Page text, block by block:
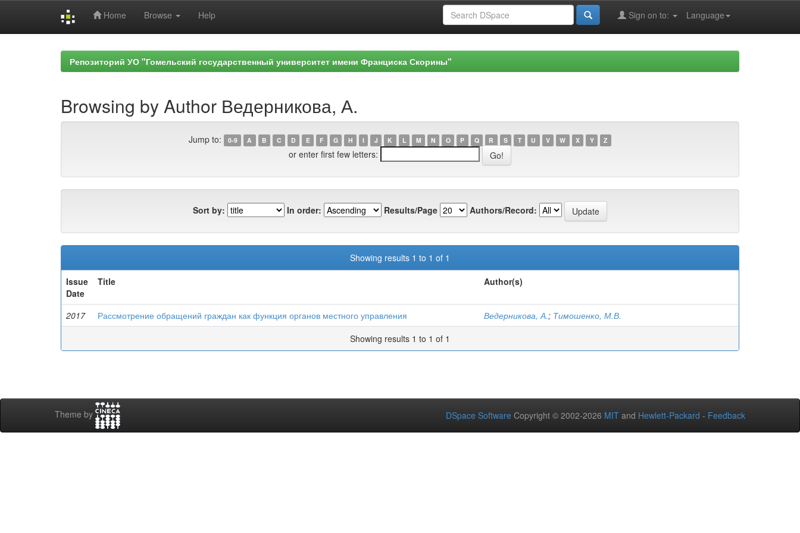
Home Browse Help Language
Sign on to:
Репозиторий УО "Гомельский государственный университет имени Франциска Скорины"
Browsing by Author Ведерникова, А.
Jump to: 0-9 A B C D E F G H I J K L M N O P Q R S T U V W X Y Z
or enter first few letters:
Sort by: In order: Results/Page Authors/Record:
Showing results 1 to 1 of 1
Issue
Date
Title Author(s)
2017 Рассмотрение обращений граждан как функция органов местного управления Ведерникова, А.; Тимошенко, М.В.
Showing results 1 to 1 of 1
Theme by DSpace Software Copyright © 2002-2026 MIT and Hewlett-Packard - Feedback